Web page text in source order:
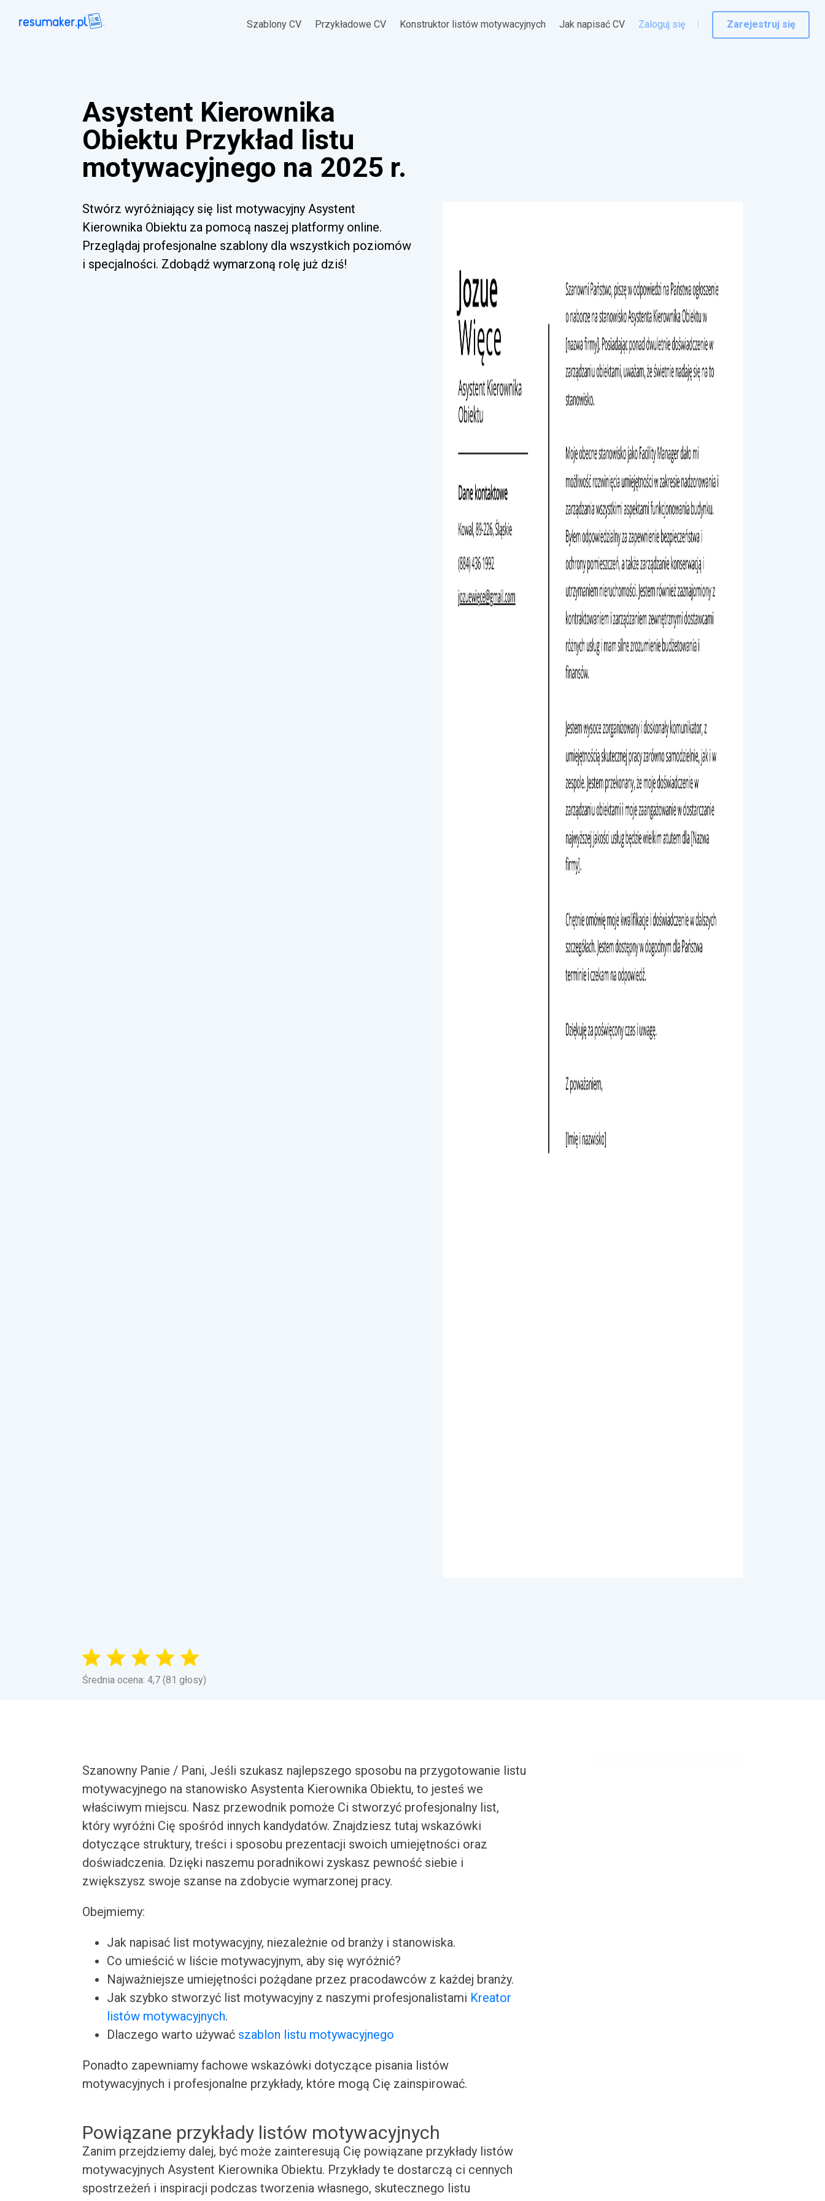
Szablony CV Przykładowe CV Konstruktor listów motywacyjnych Jak napisać CV Zaloguj się Zarejestruj się
Asystent Kierownika
Obiektu Przykład listu
motywacyjnego na 2025 r.
Stwórz wyróżniający się list motywacyjny Asystent
Kierownika Obiektu za pomocą naszej platformy online.
Przeglądaj profesjonalne szablony dla wszystkich poziomów
i specjalności. Zdobądź wymarzoną rolę już dziś!
Średnia ocena: 4,7 (81 głosy)
Szanowny Panie / Pani, Jeśli szukasz najlepszego sposobu na przygotowanie listu
motywacyjnego na stanowisko Asystenta Kierownika Obiektu, to jesteś we
właściwym miejscu. Nasz przewodnik pomoże Ci stworzyć profesjonalny list,
który wyróżni Cię spośród innych kandydatów. Znajdziesz tutaj wskazówki
dotyczące struktury, treści i sposobu prezentacji swoich umiejętności oraz
doświadczenia. Dzięki naszemu poradnikowi zyskasz pewność siebie i
zwiększysz swoje szanse na zdobycie wymarzonej pracy.
Obejmiemy:
Jak napisać list motywacyjny, niezależnie od branży i stanowiska.
Co umieścić w liście motywacyjnym, aby się wyróżnić?
Najważniejsze umiejętności pożądane przez pracodawców z każdej branży.
Jak szybko stworzyć list motywacyjny z naszymi profesjonalistami Kreator
listów motywacyjnych.
Dlaczego warto używać szablon listu motywacyjnego
Ponadto zapewniamy fachowe wskazówki dotyczące pisania listów
motywacyjnych i profesjonalne przykłady, które mogą Cię zainspirować.
Powiązane przykłady listów motywacyjnych
Zanim przejdziemy dalej, być może zainteresują Cię powiązane przykłady listów
motywacyjnych Asystent Kierownika Obiektu. Przykłady te dostarczą ci cennych
spostrzeżeń i inspiracji podczas tworzenia własnego, skutecznego listu